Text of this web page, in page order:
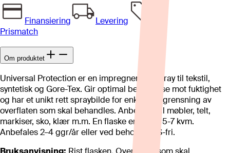
Finansiering
Levering
Prismatch
Om produktet
Universal Protection er en impregneringsspray til tekstil,
syntetisk og Gore-Tex. Gir optimal beskyttelse mot fuktighet
og har et unikt rett spraybilde for enklere avgrensning av
overflaten som skal behandles. Anbefales til møbler, telt,
markiser, sko, klær m.m. En flaske er nok til 5-7 kvm.
Anbefales 2–4 ggr/år eller ved behov. PFAS-fri.